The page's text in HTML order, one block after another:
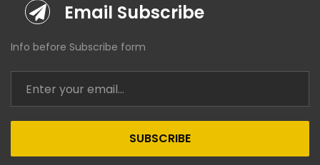
Email Subscribe
Info before Subscribe form
SUBSCRIBE